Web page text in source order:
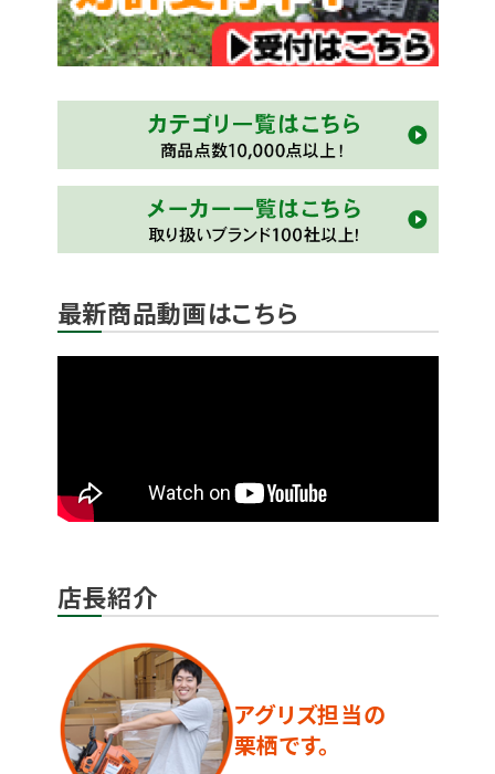
最新商品動画はこちら
店長紹介
アグリズ担当の
栗栖です。